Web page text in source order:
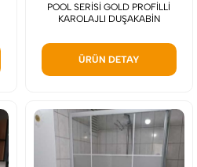
POOL SERİSİ GOLD PROFİLLİ
KAROLAJLI DUŞAKABİN
ÜRÜN DETAY